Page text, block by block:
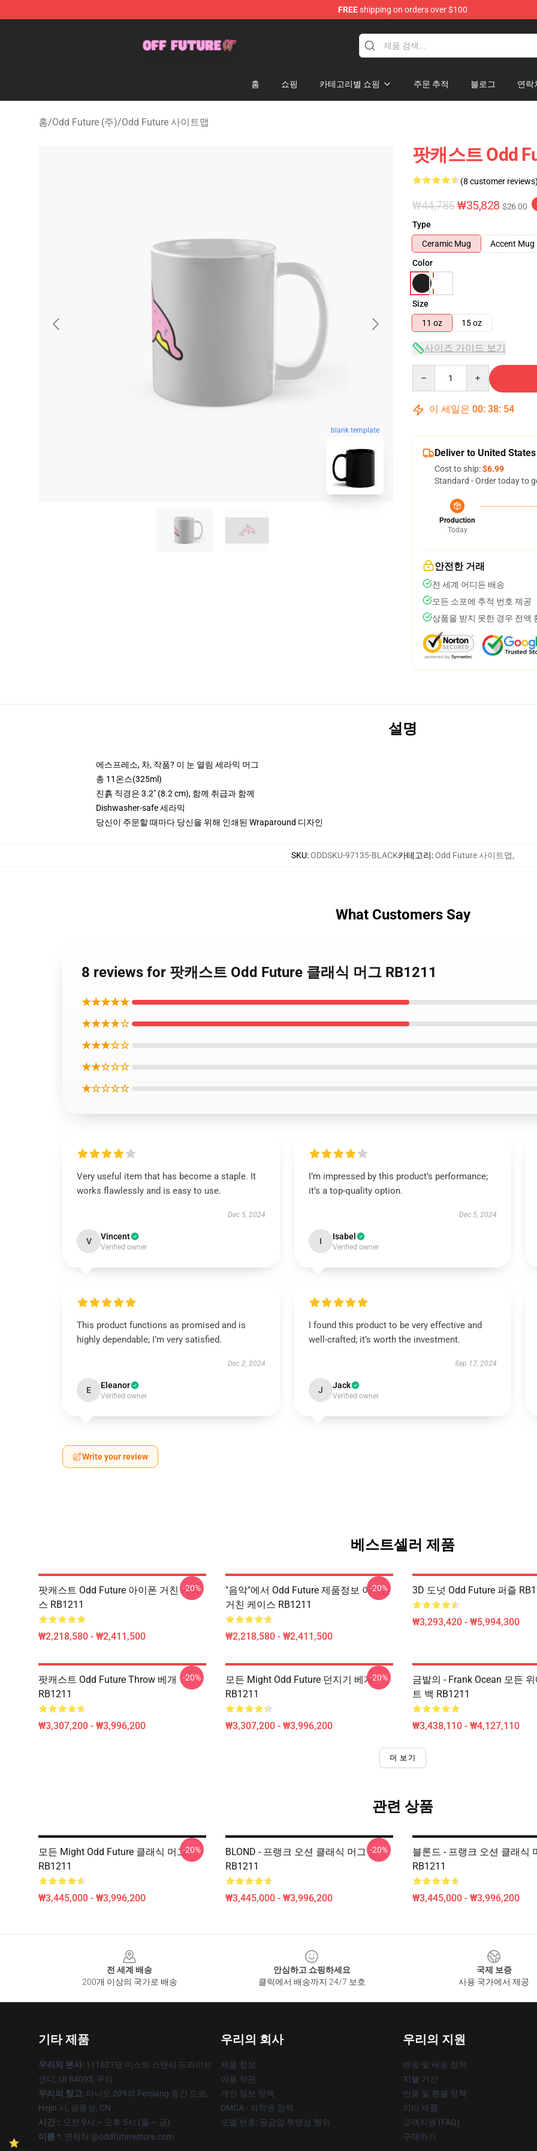
FREEshipping on orders over $100
홈 쇼핑 카테고리별 쇼핑 주문 추적 블로그 연락
홈/Odd Future (주)/Odd Future 사이트맵
blank template
팟캐스트 Odd
(8 customer
₩44,785₩35,828 $26.00
Type
Ceramic Mug
Accent Mug
Color
Size
11 oz
15 oz
사이즈 가이드 보기
이 세일은 00: 38: 53
Deliver to United States
Cost to ship:$6.99
Standard - Order today to
Production
Today
안전한 거래
전 세계 어디든 배송
모든 소포에 추적 번호 제공
상품을 받지 못한 경우 전액
설명
에스프레소, 차, 작품? 이 눈 열림 세라믹 머그
총 11온스(325ml)
진흙 직경은 3.2" (8.2 cm), 함께 취급과 함께
Dishwasher-safe 세라믹
당신이 주문할 때마다 당신을 위해 인쇄된 Wraparound 디자인
SKU:ODDSKU-97135-BLACK카테고리:Odd Future 사이트맵,
What Customers Say
8 reviews for 팟캐스트 Odd Future 클래식 머그 RB1211
★★★★★
★★★★☆
★★★☆☆
★★☆☆☆
★☆☆☆☆
Very useful item that has become a staple. It
works flawlessly and is easy to use.
Dec 5, 2024
V Vincent
Verified owner
I’m impressed by this product’s performance;
it’s a top-quality option.
Dec 5, 2024
I Isabel
Verified owner
This product functions as promised and is
highly dependable; I’m very satisfied.
Dec 2, 2024
E Eleanor
Verified owner
I found this product to be very effective and
well-crafted; it’s worth the investment.
Sep 17, 2024
J Jack
Verified owner
Write your review
베스트셀러 제품
팟캐스트 Odd Future 아이폰 거친 케이
스 RB1211
₩2,218,580 - ₩2,411,500
-20%
"음악"에서 Odd Future 제품정보 아이폰
거친 케이스 RB1211
₩2,218,580 - ₩2,411,500
-20% 3D 도넛 Odd Future 퍼즐
₩3,293,420 - ₩5,994,300
팟캐스트 Odd Future Throw 베개
RB1211
₩3,307,200 - ₩3,996,200
-20%
모든 Might Odd Future 던지기 베개
RB1211
₩3,307,200 - ₩3,996,200
-20%
금발의 - Frank Ocean 모든
트 백 RB1211
₩3,438,110 - ₩4,127,110
더 보기
관련 상품
모든 Might Odd Future 클래식 머그
RB1211
₩3,445,000 - ₩3,996,200
-20%
BLOND - 프랭크 오션 클래식 머그
RB1211
₩3,445,000 - ₩3,996,200
-20%
블론드 - 프랭크 오션 클래식
RB1211
₩3,445,000 - ₩3,996,200
전 세계 배송
200개 이상의 국가로 배송
안심하고 쇼핑하세요
클릭에서 배송까지 24/7 보호
국제 보증
사용 국가에서 제공
기타 제품
우리의 본사: 111621명 이스트 스탠리 드라이브
샌디, Ut 84093, 우리
우리의 창고: 아니오 209의 Fenjiang 중간 도로,
Hejin 시, 광동성, CN
시간 :: 오전 9시 ~ 오후 5시 (월 ~ 금)
이름 *: 연락처 @oddfuturestore.com
우리의 회사
제품 정보
이용 약관
개인 정보 정책
DMCA - 저작권 정책
모델 번호: 공급망 투명성 행위
우리의 지원
배송 및 배송 정책
지불 기간
반품 및 환불 정책
기타 제품
고객지원 (FAQ)
구매하기